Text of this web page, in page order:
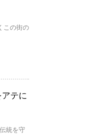
この街の
テに
統を守